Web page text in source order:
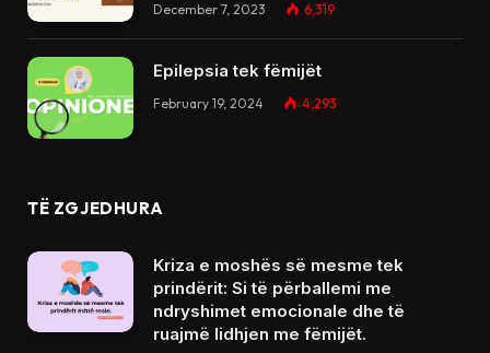
December 7, 2023 6,319
Epilepsia tek fëmijët
February 19, 2024 4,293
TË ZGJEDHURA
Kriza e moshës së mesme tek
prindërit: Si të përballemi me
ndryshimet emocionale dhe të
ruajmë lidhjen me fëmijët.